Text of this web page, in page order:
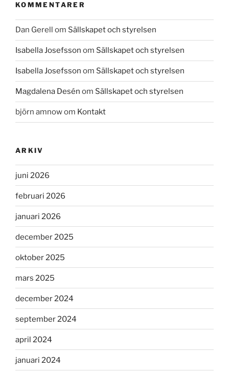
KOMMENTARER
Dan Gerell om Sällskapet och styrelsen
Isabella Josefsson om Sällskapet och styrelsen
Isabella Josefsson om Sällskapet och styrelsen
Magdalena Desén om Sällskapet och styrelsen
björn amnowom Kontakt
ARKIV
juni 2026
februari 2026
januari 2026
december 2025
oktober 2025
mars 2025
december 2024
september 2024
april 2024
januari 2024